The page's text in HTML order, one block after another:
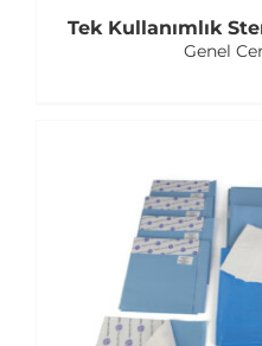
Tek Kullanımlık
Genel